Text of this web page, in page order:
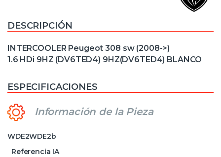
DESCRIPCIÓN
INTERCOOLER Peugeot 308 sw (2008->)
1.6 HDi 9HZ (DV6TED4) 9HZ(DV6TED4) BLANCO
ESPECIFICACIONES
Información de la Pieza
WDE2WDE2b
Referencia IA